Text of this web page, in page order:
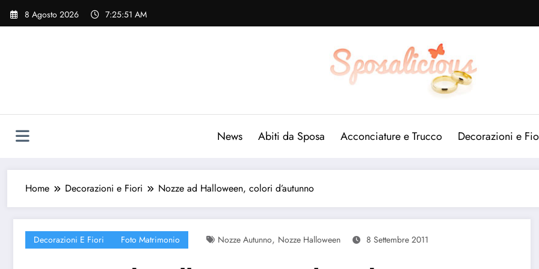
Vai
8 Agosto 2026 7:25:52 AM
News Abiti da Sposa Acconciature e Trucco Decorazioni e
Home Decorazioni e Fiori Nozze ad Halloween, colori d’autunno
Decorazioni E Fiori Foto Matrimonio Nozze Autunno, Nozze Halloween 8 Settembre 2011